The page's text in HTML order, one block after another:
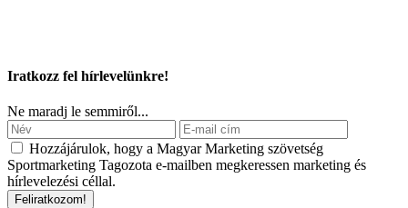
Iratkozz fel hírlevelünkre!
Ne maradj le semmiről...
Hozzájárulok, hogy a Magyar Marketing szövetség
Sportmarketing Tagozota e‑mailben megkeressen marketing és
hírlevelezési céllal.
Feliratkozom!